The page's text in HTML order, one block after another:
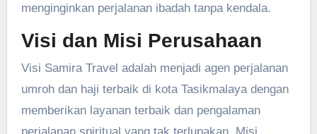
menginginkan perjalanan ibadah tanpa kendala.
Visi dan Misi Perusahaan
Visi Samira Travel adalah menjadi agen perjalanan
umroh dan haji terbaik di kota Tasikmalaya dengan
memberikan layanan terbaik dan pengalaman